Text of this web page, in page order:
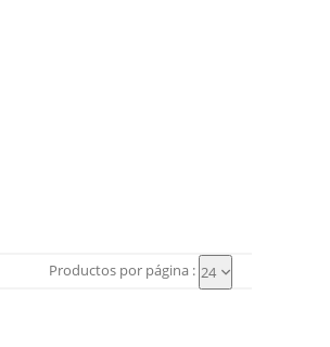
Productos por página : 24